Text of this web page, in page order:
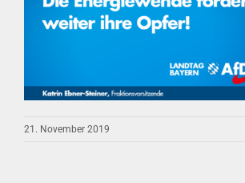
21. November 2019